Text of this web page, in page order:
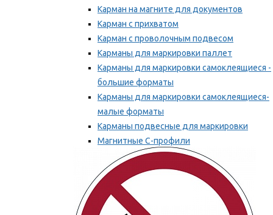
Карман на магните для документов
Карман с прихватом
Карман с проволочным подвесом
Карманы для маркировки паллет
Карманы для маркировки самоклеящиеся -
большие форматы
Карманы для маркировки самоклеящиеся-
малые форматы
Карманы подвесные для маркировки
Магнитные С-профили
Напольная маркировка
Мы рекомендуем